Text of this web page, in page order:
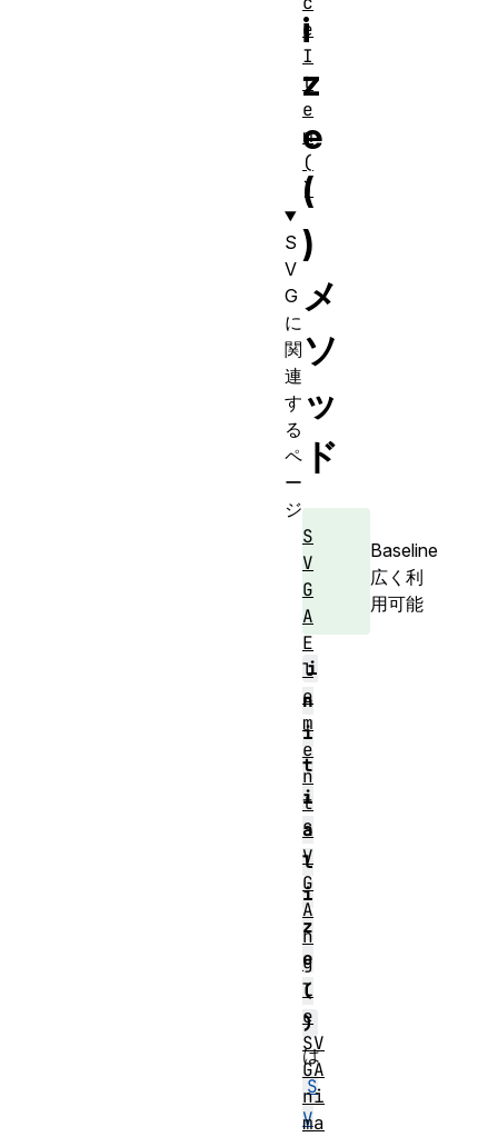
i
z
e
(
)
メ
ソ
ッ
ド
Baseline
広く利
用可能
i
n
i
t
i
a
l
i
z
e
(
)
は
S
V
e
I
t
e
m
(
)
S
V
G
に
関
連
す
る
ペ
ー
ジ
S
V
G
A
E
l
e
m
e
n
t
S
V
G
A
n
g
l
e
SV
GA
ni
ma